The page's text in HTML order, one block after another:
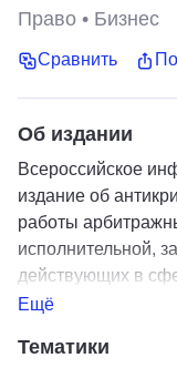
Право • Бизнес
Сравнить
Об издании
Всероссийское
издание об
работы
исполнительной,
действующих в
рассчитано как
антикризисным
Ещё
Тематики